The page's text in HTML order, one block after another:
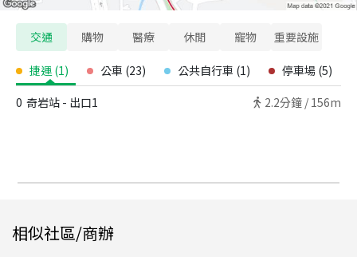
交通 購物 醫療 休閒 寵物 重要設施
捷運 (1) 公車 (23) 公共自行車 (1) 停車場 (5)
0 奇岩站 - 出口1 2.2分鐘 / 156m
相似社區/商辦